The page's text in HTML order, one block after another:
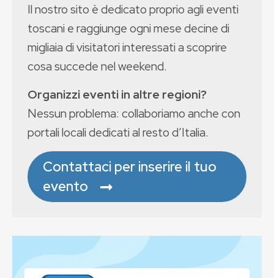
Il nostro sito è dedicato proprio agli eventi
toscani e raggiunge ogni mese decine di
migliaia di visitatori interessati a scoprire
cosa succede nel weekend.
Organizzi eventi in altre regioni?
Nessun problema: collaboriamo anche con
portali locali dedicati al resto d’Italia.
Contattaci per inserire il tuo
evento